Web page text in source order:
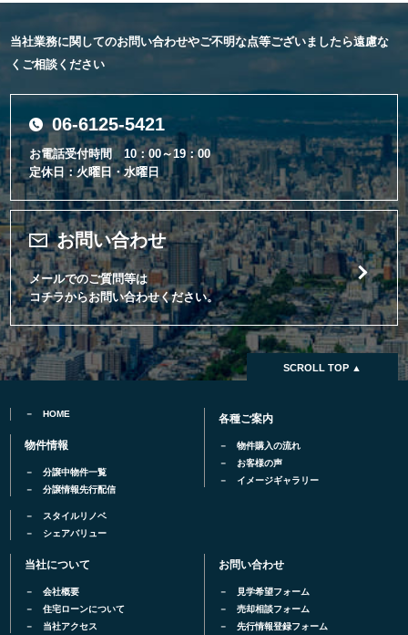
当社業務に関してのお問い合わせやご不明な点等ございましたら遠慮な
くご相談ください
06-6125-5421
お電話受付時間 10：00～19：00
定休日：火曜日・水曜日
お問い合わせ
メールでのご質問等は
コチラからお問い合わせください。
SCROLL TOP ▲
HOME
物件情報
分譲中物件一覧
分譲情報先行配信
スタイルリノベ
シェアバリュー
各種ご案内
物件購入の流れ
お客様の声
イメージギャラリー
当社について
会社概要
住宅ローンについて
当社アクセス
お問い合わせ
見学希望フォーム
売却相談フォーム
先行情報登録フォーム